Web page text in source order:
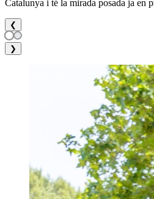
Catalunya i té la mirada posada ja en
❮
❯